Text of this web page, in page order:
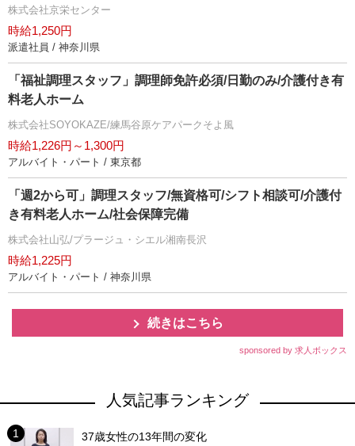
株式会社京栄センター
時給1,250円
派遣社員 / 神奈川県
「福祉調理スタッフ」調理師免許必須/日勤のみ/介護付き有
料老人ホーム
株式会社SOYOKAZE/練馬谷原ケアパークそよ風
時給1,226円～1,300円
アルバイト・パート / 東京都
「週2から可」調理スタッフ/無資格可/シフト相談可/介護付
き有料老人ホーム/社会保障完備
株式会社山弘/プラージュ・シエル湘南長沢
時給1,225円
アルバイト・パート / 神奈川県
続きはこちら
sponsored by 求人ボックス
人気記事ランキング
37歳女性の13年間の変化